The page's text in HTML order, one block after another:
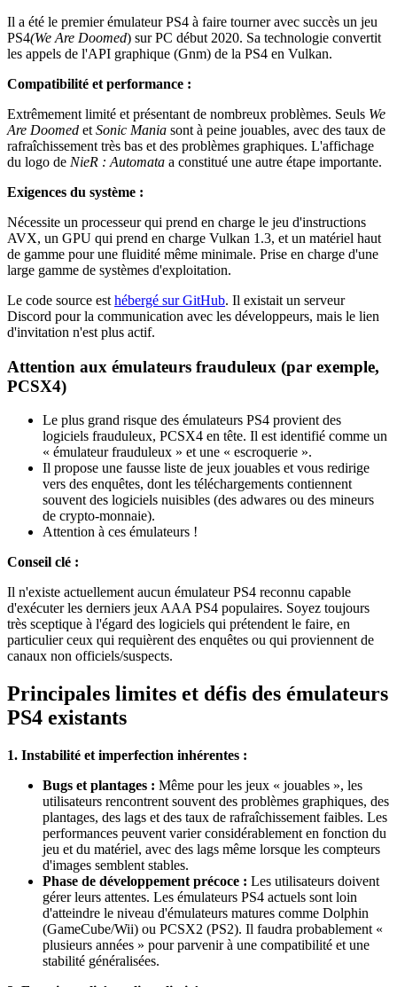
Il a été le premier émulateur PS4 à faire tourner avec succès un jeu
PS4(We Are Doomed) sur PC début 2020. Sa technologie convertit
les appels de l'API graphique (Gnm) de la PS4 en Vulkan.
Compatibilité et performance :
Extrêmement limité et présentant de nombreux problèmes. Seuls We
Are Doomed et Sonic Mania sont à peine jouables, avec des taux de
rafraîchissement très bas et des problèmes graphiques. L'affichage
du logo de NieR : Automata a constitué une autre étape importante.
Exigences du système :
Nécessite un processeur qui prend en charge le jeu d'instructions
AVX, un GPU qui prend en charge Vulkan 1.3, et un matériel haut
de gamme pour une fluidité même minimale. Prise en charge d'une
large gamme de systèmes d'exploitation.
Le code source est hébergé sur GitHub. Il existait un serveur
Discord pour la communication avec les développeurs, mais le lien
d'invitation n'est plus actif.
Attention aux émulateurs frauduleux (par exemple,
PCSX4)
Le plus grand risque des émulateurs PS4 provient des
logiciels frauduleux, PCSX4 en tête. Il est identifié comme un
« émulateur frauduleux » et une « escroquerie ».
Il propose une fausse liste de jeux jouables et vous redirige
vers des enquêtes, dont les téléchargements contiennent
souvent des logiciels nuisibles (des adwares ou des mineurs
de crypto-monnaie).
Attention à ces émulateurs !
Conseil clé :
Il n'existe actuellement aucun émulateur PS4 reconnu capable
d'exécuter les derniers jeux AAA PS4 populaires. Soyez toujours
très sceptique à l'égard des logiciels qui prétendent le faire, en
particulier ceux qui requièrent des enquêtes ou qui proviennent de
canaux non officiels/suspects.
Principales limites et défis des émulateurs
PS4 existants
1. Instabilité et imperfection inhérentes :
Bugs et plantages : Même pour les jeux « jouables », les
utilisateurs rencontrent souvent des problèmes graphiques, des
plantages, des lags et des taux de rafraîchissement faibles. Les
performances peuvent varier considérablement en fonction du
jeu et du matériel, avec des lags même lorsque les compteurs
d'images semblent stables.
Phase de développement précoce : Les utilisateurs doivent
gérer leurs attentes. Les émulateurs PS4 actuels sont loin
d'atteindre le niveau d'émulateurs matures comme Dolphin
(GameCube/Wii) ou PCSX2 (PS2). Il faudra probablement «
plusieurs années » pour parvenir à une compatibilité et une
stabilité généralisées.